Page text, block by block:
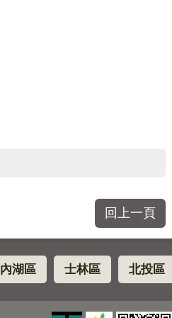
回上一頁
內湖區 士林區 北投區